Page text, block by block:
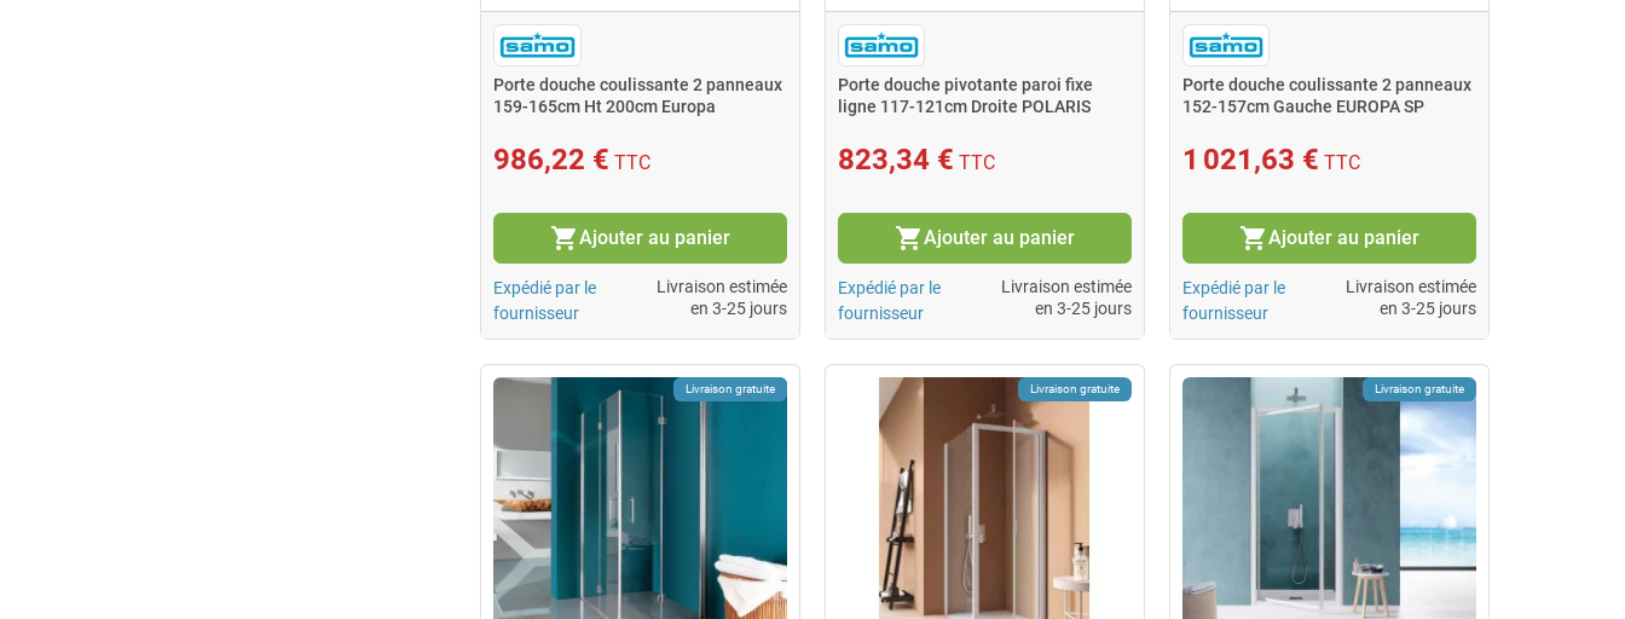
Porte douche coulissante 2 panneaux
159-165cm Ht 200cm Europa
986,22 € TTC
shopping_cartAjouter au panier
Expédié par le
fournisseur
Livraison estimée
en 3-25 jours
Porte douche pivotante paroi fixe
ligne 117-121cm Droite POLARIS
823,34 € TTC
shopping_cartAjouter au panier
Expédié par le
fournisseur
Livraison estimée
en 3-25 jours
Porte douche coulissante 2 panneaux
152-157cm Gauche EUROPA SP
1 021,63 € TTC
shopping_cartAjouter au panier
Expédié par le
fournisseur
Livraison estimée
en 3-25 jours
Livraison gratuite Livraison gratuite Livraison gratuite